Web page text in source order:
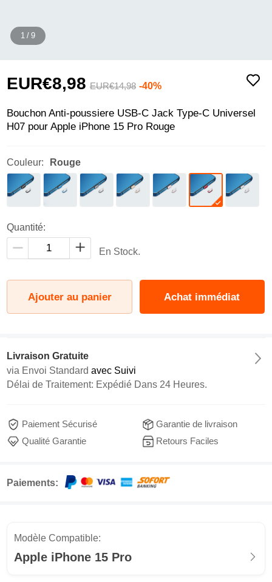
1 / 9
EUR€8,98 EUR€14,98 -40%
Bouchon Anti-poussiere USB-C Jack Type-C Universel
H07 pour Apple iPhone 15 Pro Rouge
Couleur: Rouge
Quantité:
En Stock.
Ajouter au panier Achat immédiat
Livraison Gratuite
via Envoi Standard avec Suivi
Délai de Traitement: Expédié Dans 24 Heures.
Paiement Sécurisé
Garantie de livraison
Qualité Garantie
Retours Faciles
Paiements:
Modèle Compatible:
Apple iPhone 15 Pro